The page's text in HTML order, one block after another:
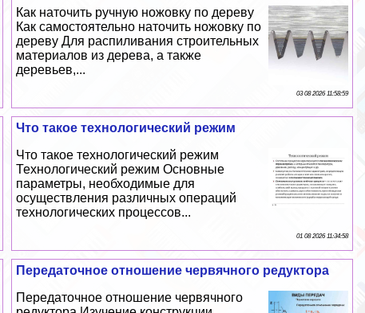
Как наточить ручную ножовку по дереву
Как самостоятельно наточить ножовку по
дереву Для распиливания строительных
материалов из дерева, а также
деревьев,...
03 08 2026 11:58:59
Что такое технологический режим
Что такое технологический режим
Технологический режим Основные
параметры, необходимые для
осуществления различных операций
технологических процессов...
01 08 2026 11:34:58
Передаточное отношение червячного редуктора
Передаточное отношение червячного